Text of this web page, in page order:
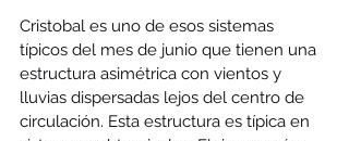
Cristobal es uno de esos sistemas
típicos del mes de junio que tienen una
estructura asimétrica con vientos y
lluvias dispersadas lejos del centro de
circulación. Esta estructura es típica en